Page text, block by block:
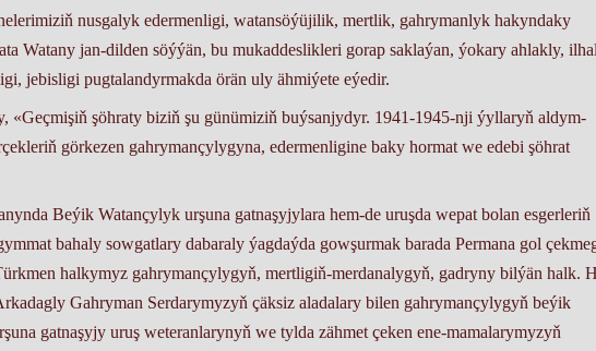
nusgalyk edermenligi, watansöýüjilik, mertlik, gahrymanlyk hakyndaky
Watany jan-dilden söýýän, bu mukaddeslikleri gorap saklaýan, ýokary ahlakly,
jebisligi pugtalandyrmakda örän uly ähmiýete eýedir.
«Geçmişiň şöhraty biziň şu günümiziň buýsanjydyr. 1941-1945-nji ýyllaryň aldym-
görkezen gahrymançylygyna, edermenligine baky hormat we edebi şöhrat
Beýik Watançylyk urşuna gatnaşyjylara hem-de uruşda wepat bolan esgerleriň
bahaly sowgatlary dabaraly ýagdaýda gowşurmak barada Permana gol
halkymyz gahrymançylygyň, mertligiň-merdanalygyň, gadryny bilýän halk.
Gahryman Serdarymyzyň çäksiz aladalary bilen gahrymançylygyň beýik
gatnaşyjy uruş weteranlarynyň we tylda zähmet çeken ene-mamalarymyzyň